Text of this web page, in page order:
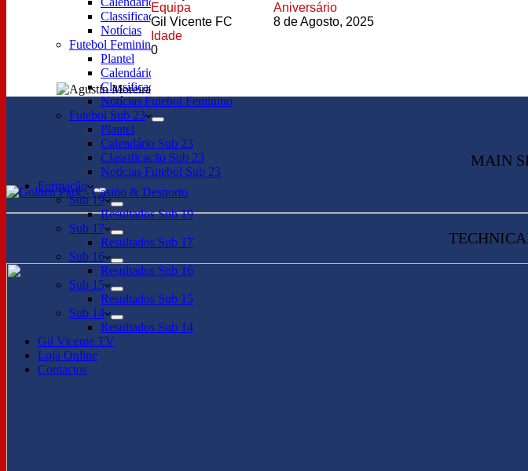
Classificação
Notícias
Futebol Feminino
Plantel
Calendário
Classificação
Notícias Futebol Feminino
Futebol Sub 23
Plantel
Calendário Sub 23
Classificação Sub 23
Notícias Futebol Sub 23
Formação
Sub 19
Resultados Sub 19
Sub 17
Resultados Sub 17
Sub 16
Resultados Sub 16
Sub 15
Resultados Sub 15
Sub 14
Resultados Sub 14
Gil Vicente TV
Loja Online
Contactos
Equipa
Gil Vicente FC
Aniversário
8 de Agosto, 2025
Idade
0
MAIN